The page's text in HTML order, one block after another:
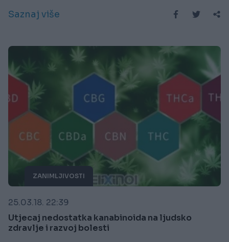
Saznaj više
ZANIMLJIVOSTI
25.03.18. 22:39
Utjecaj nedostatka kanabinoida na ljudsko
zdravlje i razvoj bolesti